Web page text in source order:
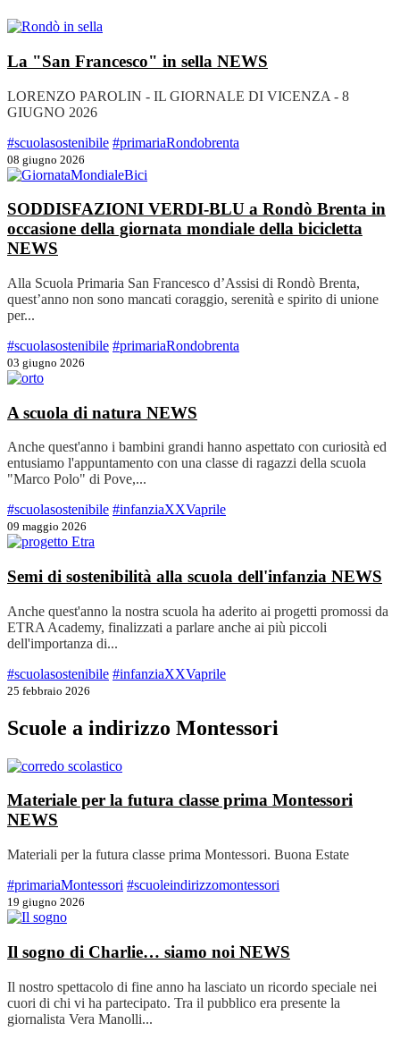
La "San Francesco" in sella NEWS
LORENZO PAROLIN - IL GIORNALE DI VICENZA - 8
GIUGNO 2026
#scuolasostenibile #primariaRondobrenta
08 giugno 2026
SODDISFAZIONI VERDI-BLU a Rondò Brenta in
occasione della giornata mondiale della bicicletta
NEWS
Alla Scuola Primaria San Francesco d’Assisi di Rondò Brenta,
quest’anno non sono mancati coraggio, serenità e spirito di unione
per...
#scuolasostenibile #primariaRondobrenta
03 giugno 2026
A scuola di natura NEWS
Anche quest'anno i bambini grandi hanno aspettato con curiosità ed
entusiamo l'appuntamento con una classe di ragazzi della scuola
"Marco Polo" di Pove,...
#scuolasostenibile #infanziaXXVaprile
09 maggio 2026
Semi di sostenibilità alla scuola dell'infanzia NEWS
Anche quest'anno la nostra scuola ha aderito ai progetti promossi da
ETRA Academy, finalizzati a parlare anche ai più piccoli
dell'importanza di...
#scuolasostenibile #infanziaXXVaprile
25 febbraio 2026
Scuole a indirizzo Montessori
Materiale per la futura classe prima Montessori
NEWS
Materiali per la futura classe prima Montessori. Buona Estate
#primariaMontessori #scuoleindirizzomontessori
19 giugno 2026
Il sogno di Charlie… siamo noi NEWS
Il nostro spettacolo di fine anno ha lasciato un ricordo speciale nei
cuori di chi vi ha partecipato. Tra il pubblico era presente la
giornalista Vera Manolli...